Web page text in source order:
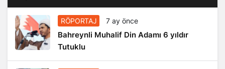
RÖPORTAJ 7 ay önce
Bahreynli Muhalif Din Adamı 6 yıldır
Tutuklu